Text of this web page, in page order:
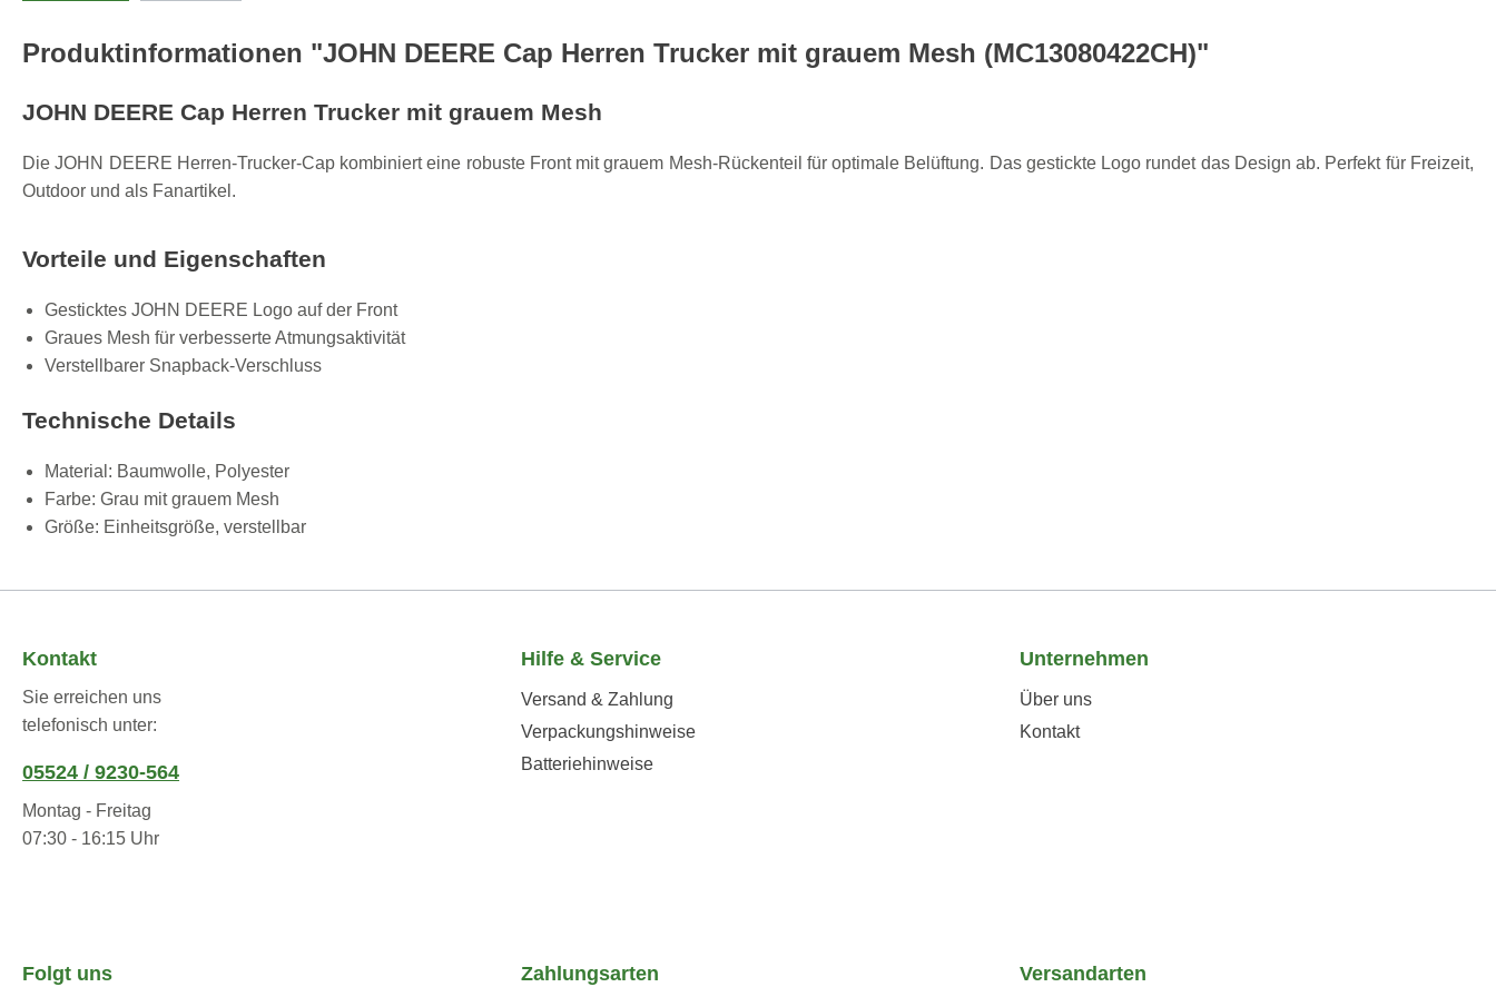
Produktinformationen "JOHN DEERE Cap Herren Trucker mit grauem Mesh (MC13080422CH)"
JOHN DEERE Cap Herren Trucker mit grauem Mesh
Die JOHN DEERE Herren-Trucker-Cap kombiniert eine robuste Front mit grauem Mesh-Rückenteil für optimale Belüftung. Das gestickte Logo rundet das Design ab. Perfekt für Freizeit,
Outdoor und als Fanartikel.
Vorteile und Eigenschaften
Gesticktes JOHN DEERE Logo auf der Front
Graues Mesh für verbesserte Atmungsaktivität
Verstellbarer Snapback-Verschluss
Technische Details
Material: Baumwolle, Polyester
Farbe: Grau mit grauem Mesh
Größe: Einheitsgröße, verstellbar
Kontakt
Sie erreichen uns
telefonisch unter:
05524 / 9230-564
Montag - Freitag
07:30 - 16:15 Uhr
Hilfe & Service
Versand & Zahlung
Verpackungshinweise
Batteriehinweise
Unternehmen
Über uns
Kontakt
Folgt uns Zahlungsarten Versandarten